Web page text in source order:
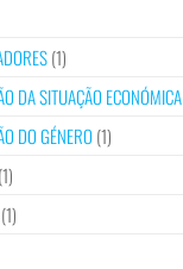
(1)
DA SITUAÇÃO ECONÓMICA
DO GÉNERO (1)
(1)
(1)